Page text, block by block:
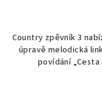
Country zpěvník 3
úpravě melodická
povídání „Cesta